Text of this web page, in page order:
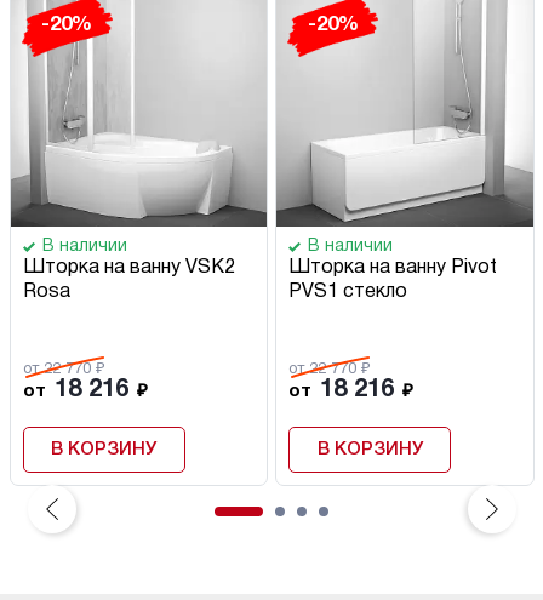
-20%
В наличии
Шторка на ванну VSK2
Rosa
от 22 770 ₽
от 18 216 ₽
В КОРЗИНУ
-20%
В наличии
Шторка на ванну Pivot
PVS1 стекло
от 22 770 ₽
от 18 216 ₽
В КОРЗИНУ